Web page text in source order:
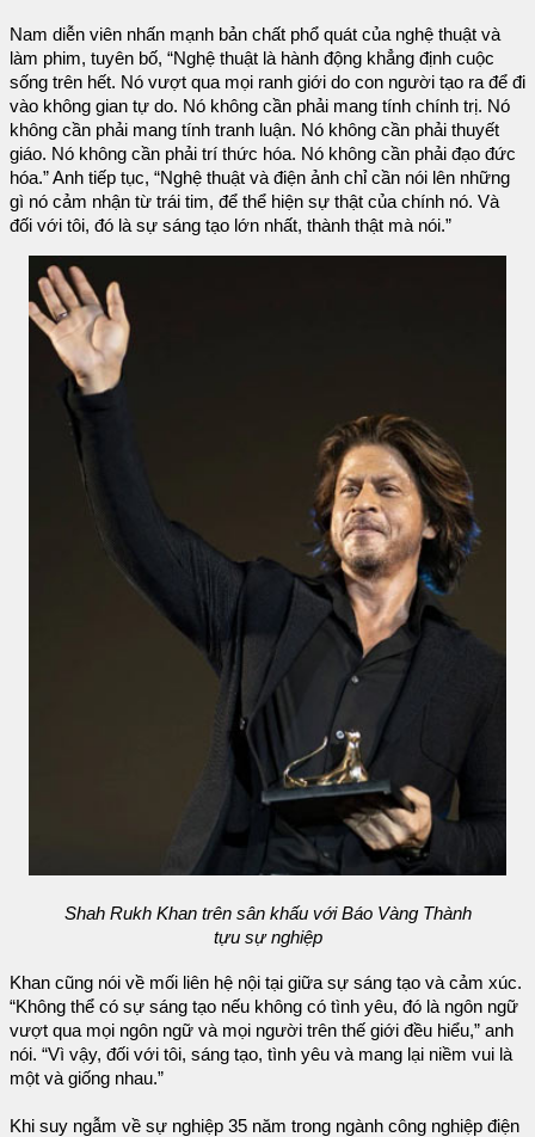
Nam diễn viên nhấn mạnh bản chất phổ quát của nghệ thuật và
làm phim, tuyên bố, “Nghệ thuật là hành động khẳng định cuộc
sống trên hết. Nó vượt qua mọi ranh giới do con người tạo ra để đi
vào không gian tự do. Nó không cần phải mang tính chính trị. Nó
không cần phải mang tính tranh luận. Nó không cần phải thuyết
giáo. Nó không cần phải trí thức hóa. Nó không cần phải đạo đức
hóa.” Anh tiếp tục, “Nghệ thuật và điện ảnh chỉ cần nói lên những
gì nó cảm nhận từ trái tim, để thể hiện sự thật của chính nó. Và
đối với tôi, đó là sự sáng tạo lớn nhất, thành thật mà nói.”
Shah Rukh Khan trên sân khấu với Báo Vàng Thành
tựu sự nghiệp
Khan cũng nói về mối liên hệ nội tại giữa sự sáng tạo và cảm xúc.
“Không thể có sự sáng tạo nếu không có tình yêu, đó là ngôn ngữ
vượt qua mọi ngôn ngữ và mọi người trên thế giới đều hiểu,” anh
nói. “Vì vậy, đối với tôi, sáng tạo, tình yêu và mang lại niềm vui là
một và giống nhau.”
Khi suy ngẫm về sự nghiệp 35 năm trong ngành công nghiệp điện